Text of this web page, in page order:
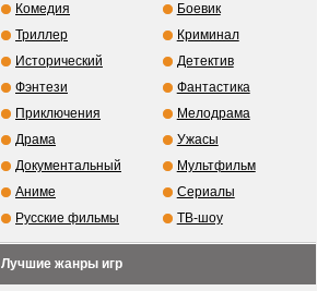
Комедия
Боевик
Триллер
Криминал
Исторический
Детектив
Фэнтези
Фантастика
Приключения
Мелодрама
Драма
Ужасы
Документальный
Мультфильм
Аниме
Сериалы
Русские фильмы
ТВ-шоу
Лучшие жанры игр